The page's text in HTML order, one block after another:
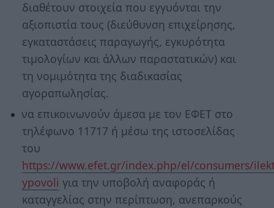
διαθέτουν στοιχεία που εγγυόνται την
αξιοπιστία τους (διεύθυνση επιχείρησης,
εγκαταστάσεις παραγωγής, εγκυρότητα
τιμολογίων και άλλων παραστατικών) και
τη νομιμότητα της διαδικασίας
αγοραπωλησίας.
να επικοινωνούν άμεσα με τον ΕΦΕΤ στο
τηλέφωνο 11717 ή μέσω της ιστοσελίδας
του
https://www.efet.gr/index.php/el/consumers/
ypovoli για την υποβολή αναφοράς ή
καταγγελίας στην περίπτωση, ανεπαρκούς